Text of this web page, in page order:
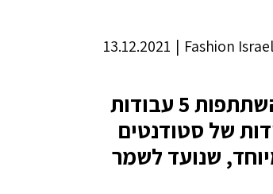
Fashion Israel
|
13.12.2021
במוזיאון קריסטובל בלנסיאגה בספרד נפתחה תערוכה בהשתתפות 5 עבודות
של סטודנטים
שנועד לשמר